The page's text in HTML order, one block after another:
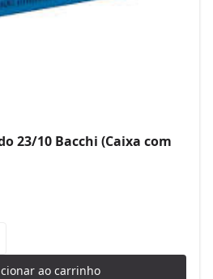
23/10 Bacchi (Caixa com
ao carrinho